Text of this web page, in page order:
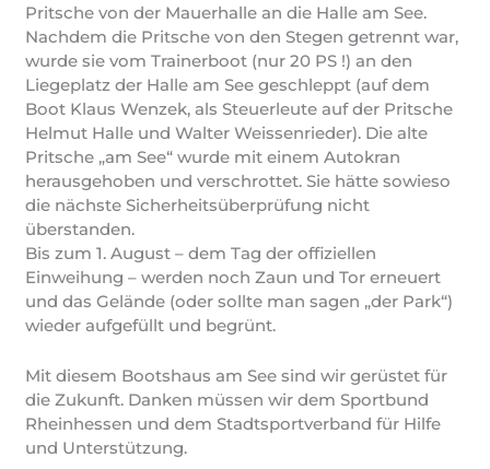
Pritsche von der Mauerhalle an die Halle am See.
Nachdem die Pritsche von den Stegen getrennt war,
wurde sie vom Trainerboot (nur 20 PS !) an den
Liegeplatz der Halle am See geschleppt (auf dem
Boot Klaus Wenzek, als Steuerleute auf der Pritsche
Helmut Halle und Walter Weissenrieder). Die alte
Pritsche „am See“ wurde mit einem Autokran
herausgehoben und verschrottet. Sie hätte sowieso
die nächste Sicherheitsüberprüfung nicht
überstanden.
Bis zum 1. August – dem Tag der offiziellen
Einweihung – werden noch Zaun und Tor erneuert
und das Gelände (oder sollte man sagen „der Park“)
wieder aufgefüllt und begrünt.
Mit diesem Bootshaus am See sind wir gerüstet für
die Zukunft. Danken müssen wir dem Sportbund
Rheinhessen und dem Stadtsportverband für Hilfe
und Unterstützung.